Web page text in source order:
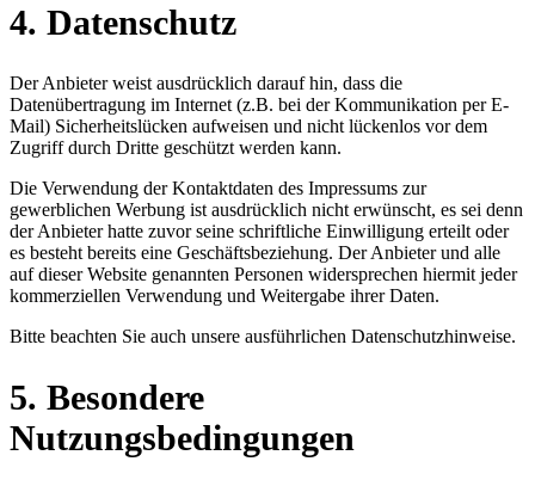
4. Datenschutz
Der Anbieter weist ausdrücklich darauf hin, dass die
Datenübertragung im Internet (z.B. bei der Kommunikation per E-
Mail) Sicherheitslücken aufweisen und nicht lückenlos vor dem
Zugriff durch Dritte geschützt werden kann.
Die Verwendung der Kontaktdaten des Impressums zur
gewerblichen Werbung ist ausdrücklich nicht erwünscht, es sei denn
der Anbieter hatte zuvor seine schriftliche Einwilligung erteilt oder
es besteht bereits eine Geschäftsbeziehung. Der Anbieter und alle
auf dieser Website genannten Personen widersprechen hiermit jeder
kommerziellen Verwendung und Weitergabe ihrer Daten.
Bitte beachten Sie auch unsere ausführlichen Datenschutzhinweise.
5. Besondere
Nutzungsbedingungen